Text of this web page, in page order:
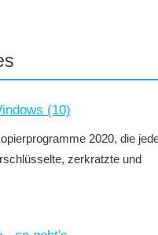
(10)
2020, die
zerkratzte und